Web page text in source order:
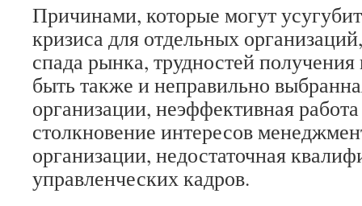
Причинами, которые могут
кризиса для отдельных
спада рынка, трудностей получения
быть также и неправильно
организации, неэффективная
столкновение интересов
организации, недостаточная
управленческих кадров.